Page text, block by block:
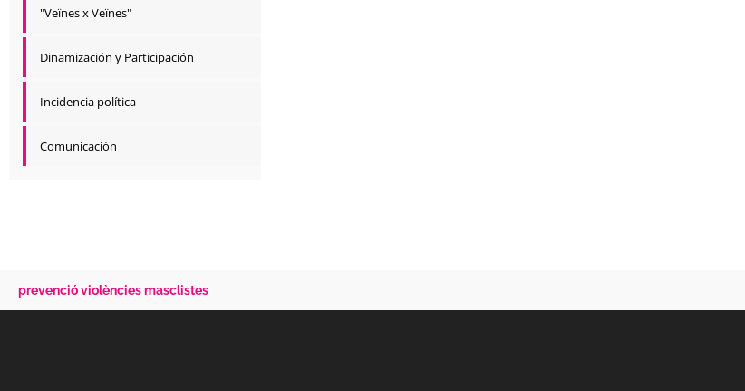
"Veïnes x Veïnes"
Dinamización y Participación
Incidencia política
Comunicación
prevenció violències masclistes